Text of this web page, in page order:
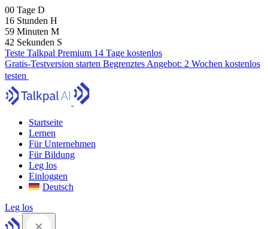
00 Tage D
16 Stunden H
59 Minuten M
41 Sekunden S
Teste Talkpal Premium 14 Tage kostenlos
Gratis-Testversion starten Begrenztes Angebot: 2 Wochen kostenlos
testen
Startseite
Lernen
Für Unternehmen
Für Bildung
Leg los
Einloggen
Deutsch
Leg los